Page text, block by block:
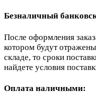
Безналичный
После оформления
котором будут
складе, то сроки
найдете условия
Оплата наличными: